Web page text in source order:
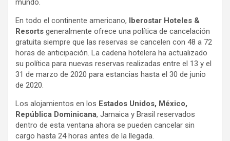
mundo.
En todo el continente americano, Iberostar Hoteles &
Resorts generalmente ofrece una política de cancelación
gratuita siempre que las reservas se cancelen con 48 a 72
horas de anticipación. La cadena hotelera ha actualizado
su política para nuevas reservas realizadas entre el 13 y el
31 de marzo de 2020 para estancias hasta el 30 de junio
de 2020.
Los alojamientos en los Estados Unidos, México,
República Dominicana, Jamaica y Brasil reservados
dentro de esta ventana ahora se pueden cancelar sin
cargo hasta 24 horas antes de la llegada.